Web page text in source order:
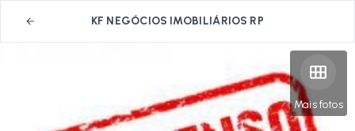
KF NEGÓCIOS IMOBILIÁRIOS RP
Mais fotos